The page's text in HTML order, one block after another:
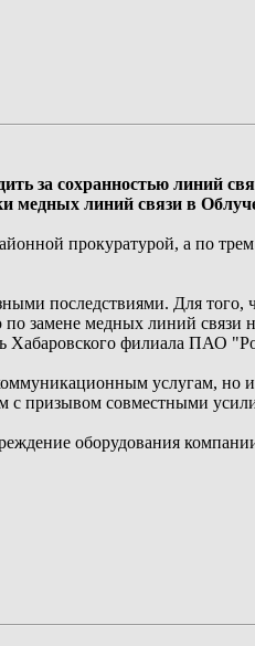
за сохранностью линий
медных линий связи в
прокуратурой, а по
последствиями. Для
замене медных линий связи
Хабаровского филиала ПАО
услугам, но
призывом совместными
оборудования